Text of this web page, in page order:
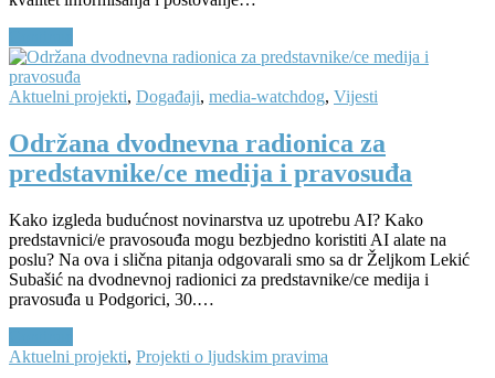
Aktuelni projekti, Događaji, media-watchdog, Vijesti
Održana dvodnevna radionica za
predstavnike/ce medija i pravosuđa
Kako izgleda budućnost novinarstva uz upotrebu AI? Kako
predstavnici/e pravosouđa mogu bezbjedno koristiti AI alate na
poslu? Na ova i slična pitanja odgovarali smo sa dr Željkom Lekić
Subašić na dvodnevnoj radionici za predstavnike/ce medija i
pravosuđa u Podgorici, 30.…
Aktuelni projekti, Projekti o ljudskim pravima